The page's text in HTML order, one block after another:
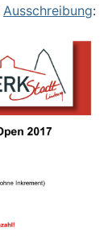
Ausschreibung: